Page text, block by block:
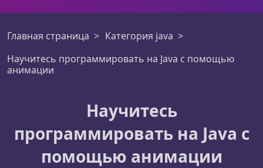
Главная страница
Категория java
Научитесь программировать на Java с помощью
анимации
Научитесь
программировать на Java с
помощью анимации